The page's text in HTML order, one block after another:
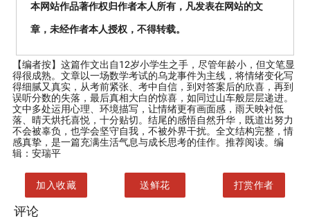
本网站作品著作权归作者本人所有，凡发表在网站的文
章，未经作者本人授权，不得转载。
【编者按】 这篇作文出自12岁小学生之手，尽管年龄小，但文笔显
得很成熟。文章以一场数学考试的乌龙事件为主线，将情绪变化写
得细腻又真实，从考前紧张、考中自信，到对答案后的欣喜，再到
误听分数的失落，最后真相大白的惊喜，如同过山车般层层递进。
文中多处运用心理、环境描写，让情绪更有画面感，雨天映衬低
落、晴天烘托喜悦，十分贴切。结尾的感悟自然升华，既道出努力
不会被辜负，也学会坚守自我，不被外界干扰。全文结构完整，情
感真挚，是一篇充满生活气息与成长思考的佳作。推荐阅读。编
辑：安瑞平
加入收藏 送鲜花 打赏作者
评论